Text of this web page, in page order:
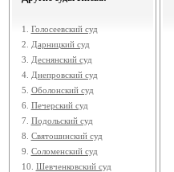
1. Голосеевский суд
2.
Дарницкий суд
3.
Деснянский суд
4. Днепровский суд
5. Оболонский суд
6. Печерский суд
7. Подольский суд
8. Святошинский суд
9. Соломенский суд
10. Шевченковский суд